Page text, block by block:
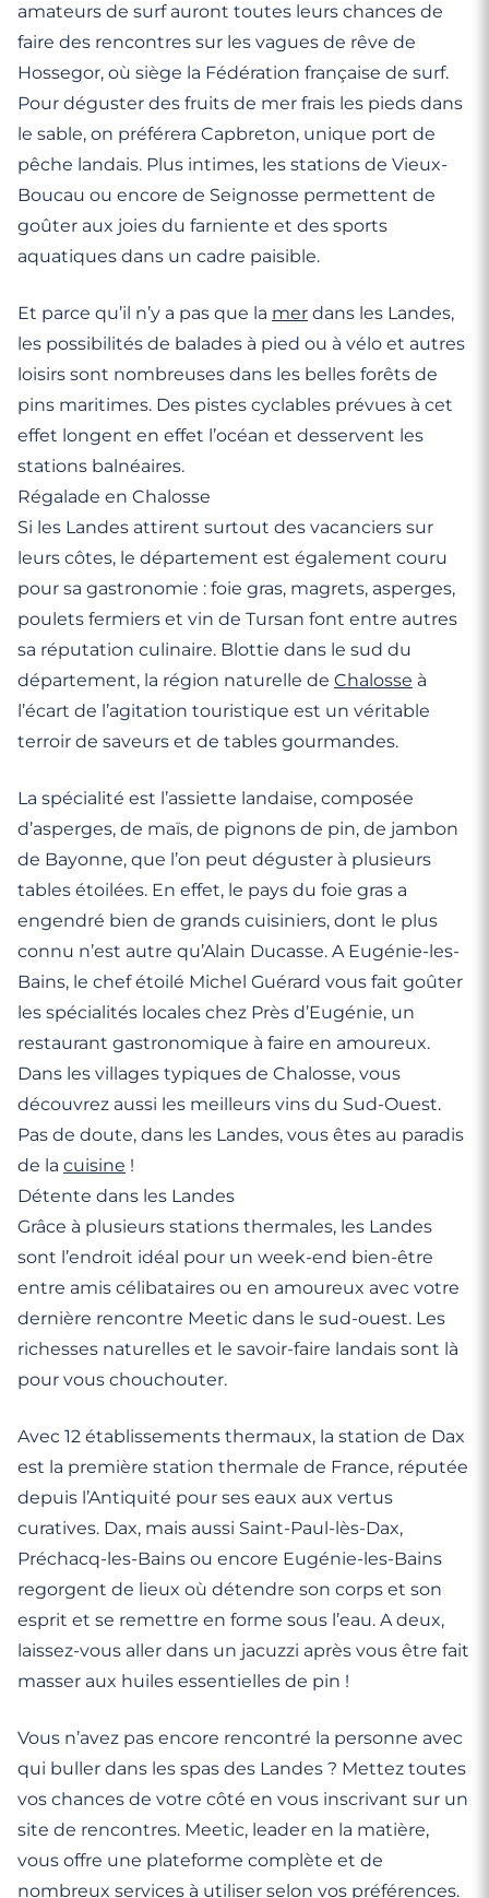
amateurs de surf auront toutes leurs chances de
faire des rencontres sur les vagues de rêve de
Hossegor, où siège la Fédération française de surf.
Pour déguster des fruits de mer frais les pieds dans
le sable, on préférera Capbreton, unique port de
pêche landais. Plus intimes, les stations de Vieux-
Boucau ou encore de Seignosse permettent de
goûter aux joies du farniente et des sports
aquatiques dans un cadre paisible.
Et parce qu’il n’y a pas que la mer dans les Landes,
les possibilités de balades à pied ou à vélo et autres
loisirs sont nombreuses dans les belles forêts de
pins maritimes. Des pistes cyclables prévues à cet
effet longent en effet l’océan et desservent les
stations balnéaires.
Régalade en Chalosse
Si les Landes attirent surtout des vacanciers sur
leurs côtes, le département est également couru
pour sa gastronomie : foie gras, magrets, asperges,
poulets fermiers et vin de Tursan font entre autres
sa réputation culinaire. Blottie dans le sud du
département, la région naturelle de Chalosse à
l’écart de l’agitation touristique est un véritable
terroir de saveurs et de tables gourmandes.
La spécialité est l’assiette landaise, composée
d’asperges, de maïs, de pignons de pin, de jambon
de Bayonne, que l’on peut déguster à plusieurs
tables étoilées. En effet, le pays du foie gras a
engendré bien de grands cuisiniers, dont le plus
connu n’est autre qu’Alain Ducasse. A Eugénie-les-
Bains, le chef étoilé Michel Guérard vous fait goûter
les spécialités locales chez Près d’Eugénie, un
restaurant gastronomique à faire en amoureux.
Dans les villages typiques de Chalosse, vous
découvrez aussi les meilleurs vins du Sud-Ouest.
Pas de doute, dans les Landes, vous êtes au paradis
de la cuisine !
Détente dans les Landes
Grâce à plusieurs stations thermales, les Landes
sont l’endroit idéal pour un week-end bien-être
entre amis célibataires ou en amoureux avec votre
dernière rencontre Meetic dans le sud-ouest. Les
richesses naturelles et le savoir-faire landais sont là
pour vous chouchouter.
Avec 12 établissements thermaux, la station de Dax
est la première station thermale de France, réputée
depuis l’Antiquité pour ses eaux aux vertus
curatives. Dax, mais aussi Saint-Paul-lès-Dax,
Préchacq-les-Bains ou encore Eugénie-les-Bains
regorgent de lieux où détendre son corps et son
esprit et se remettre en forme sous l’eau. A deux,
laissez-vous aller dans un jacuzzi après vous être fait
masser aux huiles essentielles de pin !
Vous n’avez pas encore rencontré la personne avec
qui buller dans les spas des Landes ? Mettez toutes
vos chances de votre côté en vous inscrivant sur un
site de rencontres. Meetic, leader en la matière,
vous offre une plateforme complète et de
nombreux services à utiliser selon vos préférences.